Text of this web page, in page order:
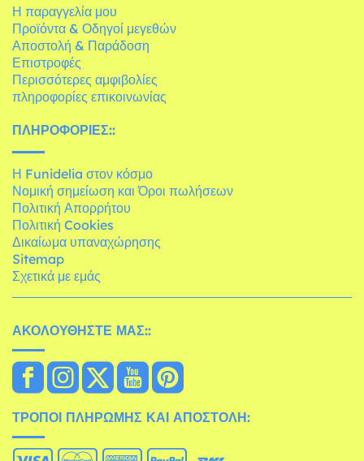
Η παραγγελία μου
Προϊόντα & Οδηγοί μεγεθών
Αποστολή & Παράδοση
Επιστροφές
Περισσότερες αμφιβολίες
πληροφορίες επικοινωνίας
ΠΛΗΡΟΦΟΡΊΕΣ::
Η Funidelia στον κόσμο
Νομική σημείωση και Όροι πωλήσεων
Πολιτική Απορρήτου
Πολιτική Cookies
Δικαίωμα υπαναχώρησης
Sitemap
Σχετικά με εμάς
ΑΚΟΛΟΥΘΉΣΤΕ ΜΑΣ::
ΤΡΌΠΟΙ ΠΛΗΡΩΜΉΣ ΚΑΙ ΑΠΟΣΤΟΛΉ: